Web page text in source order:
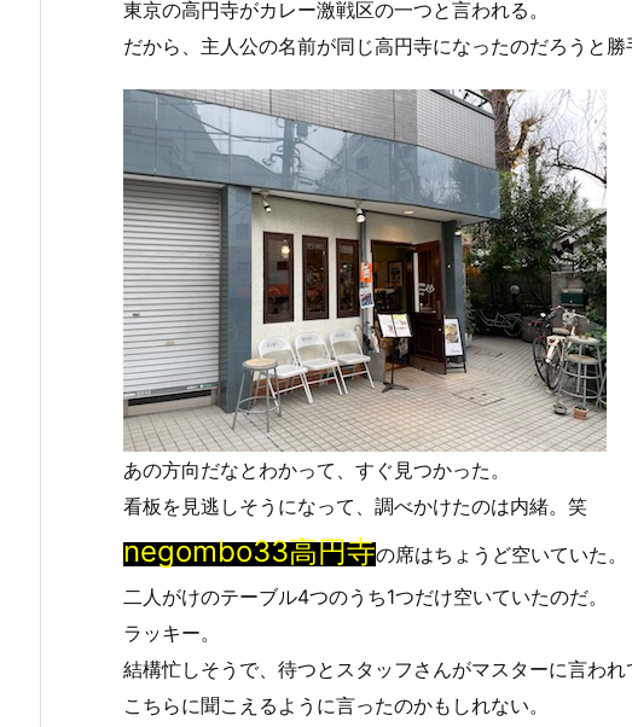
東京の高円寺がカレー激戦区の一つと言われる。
だから、主人公の名前が同じ高円寺になったのだろうと
あの方向だなとわかって、すぐ見つかった。
看板を見逃しそうになって、調べかけたのは内緒。笑
negombo33高円寺の席はちょうど空いていた。
二人がけのテーブル4つのうち1つだけ空いていたのだ。
ラッキー。
結構忙しそうで、待つとスタッフさんがマスターに言われ
こちらに聞こえるように言ったのかもしれない。